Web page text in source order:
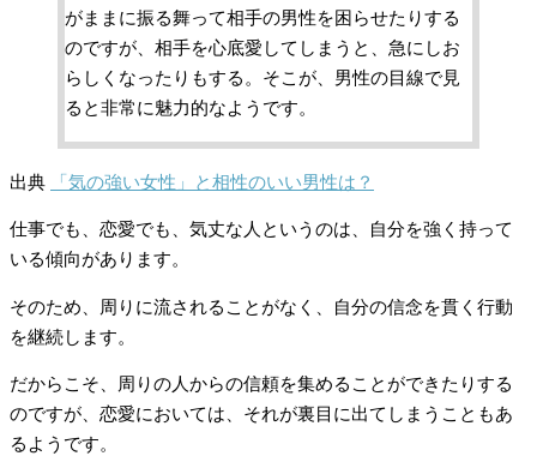
がままに振る舞って相手の男性を困らせたりする
のですが、相手を心底愛してしまうと、急にしお
らしくなったりもする。そこが、男性の目線で見
ると非常に魅力的なようです。
出典 「気の強い女性」と相性のいい男性は？
仕事でも、恋愛でも、気丈な人というのは、自分を強く持って
いる傾向があります。
そのため、周りに流されることがなく、自分の信念を貫く行動
を継続します。
だからこそ、周りの人からの信頼を集めることができたりする
のですが、恋愛においては、それが裏目に出てしまうこともあ
るようです。